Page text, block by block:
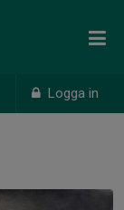
Logga in